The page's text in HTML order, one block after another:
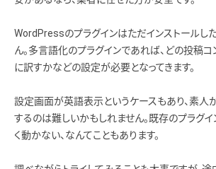
WordPressのプラグインはただインストールし
ん。多言語化のプラグインであれば、どの投稿
に訳すかなどの設定が必要となってきます。
設定画面が英語表示というケースもあり、素人
するのは難しいかもしれません。既存のプラグイ
く動かない、なんてこともあります。